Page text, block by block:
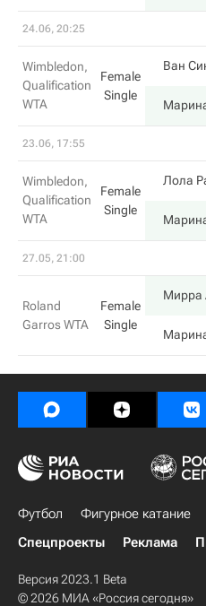
24.06, 20:25
Wimbledon,
Qualification
WTA
Female
Single
Ван
23.06, 17:55
Wimbledon,
Qualification
WTA
Female
Single
Лола
27.05, 21:00
Roland
Garros WTA
Female
Single
Мирра
Футбол Фигурное катание
Спецпроекты
Реклама
Версия 2023.1 Beta
© 2026 МИА «Россия сегодня»